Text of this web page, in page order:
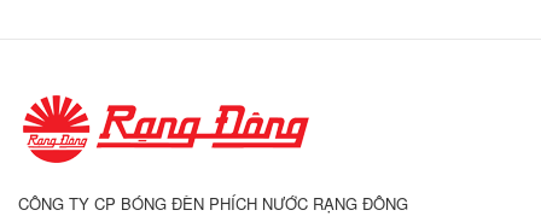
CÔNG TY CP BÓNG ĐÈN PHÍCH NƯỚC RẠNG ĐÔNG